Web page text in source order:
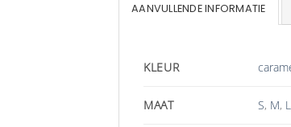
AANVULLENDE INFORMATIE
KLEUR
MAAT S, M, L